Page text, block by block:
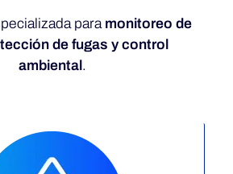
para monitoreo de
de fugas y control
ambiental.